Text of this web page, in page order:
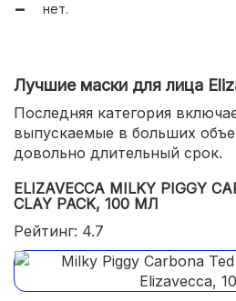
нет.
Лучшие маски для лица
Последняя категория
выпускаемые в больших
довольно длительный срок.
ELIZAVECCA MILKY PIGGY
CLAY PACK, 100 МЛ
Рейтинг: 4.7